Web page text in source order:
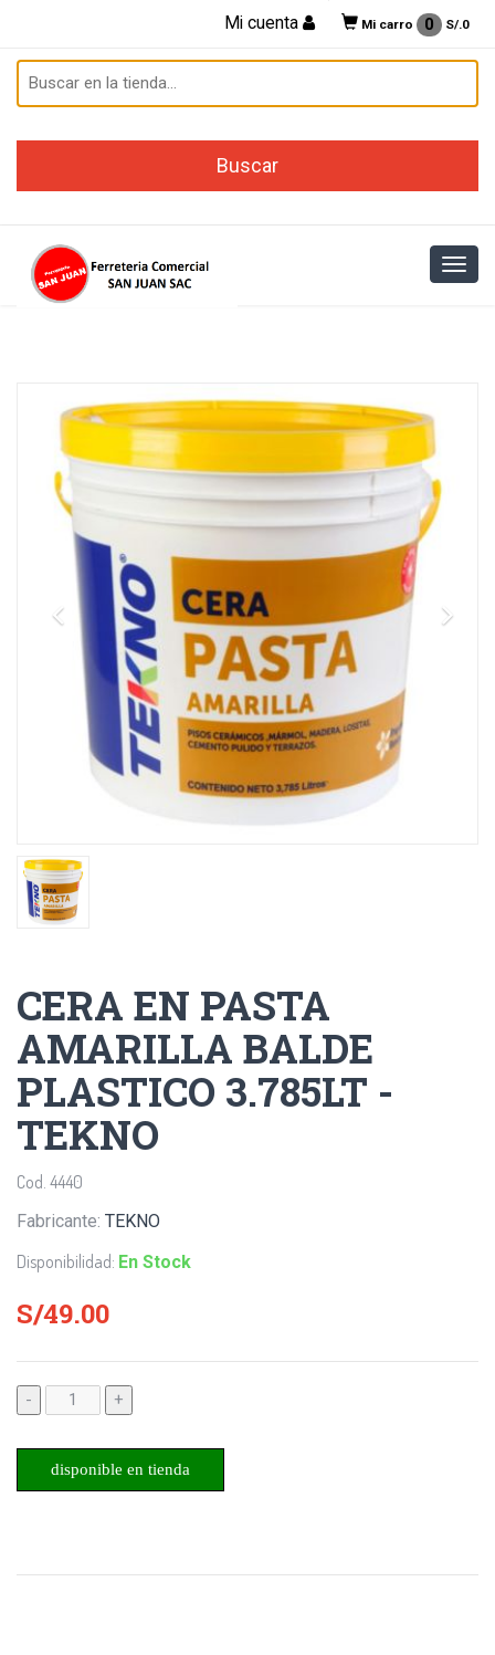
Mi cuenta Mi carro 0 S/.0
CERA EN PASTA
AMARILLA BALDE
PLASTICO 3.785LT -
TEKNO
Cod. 4440
Fabricante: TEKNO
Disponibilidad: En Stock
S/49.00
- +
disponible en tienda